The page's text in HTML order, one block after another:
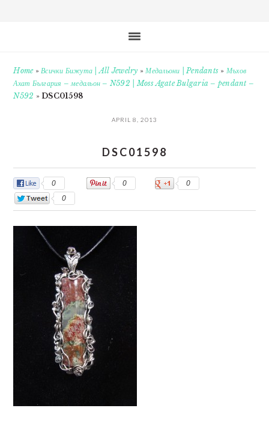
Home»Всички Бижута | All Jewelry »Медальони | Pendants » Мъхов
Ахат България – медальон – N592 | Moss Agate Bulgaria – pendant –
N592 »DSC01598
APRIL 8, 2013
DSC01598
0 0
0
0